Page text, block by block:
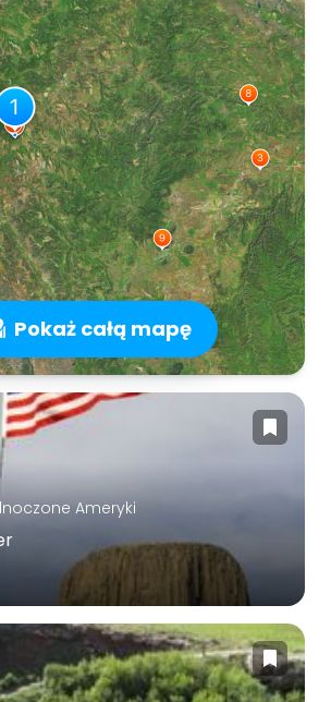
Pokaż całą mapę
Ameryki